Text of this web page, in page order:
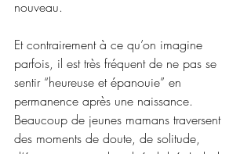
nouveau.
Et contrairement à ce qu’on imagine
parfois, il est très fréquent de ne pas se
sentir “heureuse et épanouie” en
permanence après une naissance.
Beaucoup de jeunes mamans traversent
des moments de doute, de solitude,